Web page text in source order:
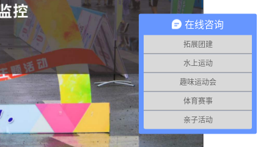
在线咨询
拓展团建
水上运动
趣味运动会
体育赛事
亲子活动